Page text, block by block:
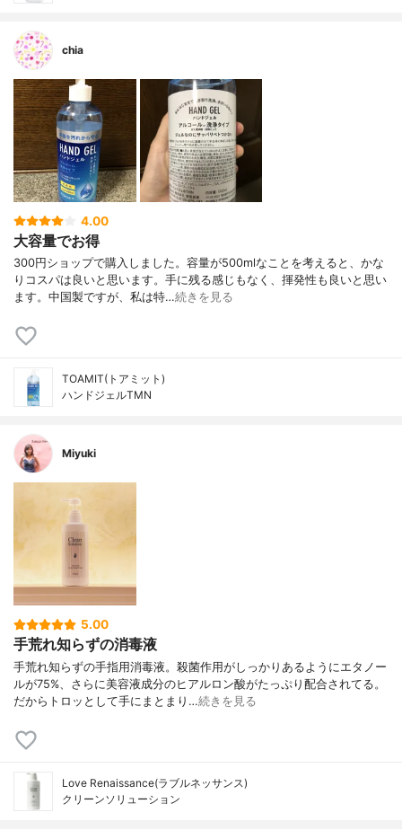
chia
4.00
大容量でお得
300円ショップで購入しました。容量が500mlなことを考えると、かな
りコスパは良いと思います。手に残る感じもなく、揮発性も良いと思い
ます。中国製ですが、私は特…続きを見る
TOAMIT(トアミット)
ハンドジェルTMN
Miyuki
5.00
手荒れ知らずの消毒液
手荒れ知らずの手指用消毒液。殺菌作用がしっかりあるようにエタノー
ルが75%、さらに美容液成分のヒアルロン酸がたっぷり配合されてる。
だからトロッとして手にまとまり…続きを見る
Love Renaissance(ラブルネッサンス)
クリーンソリューション